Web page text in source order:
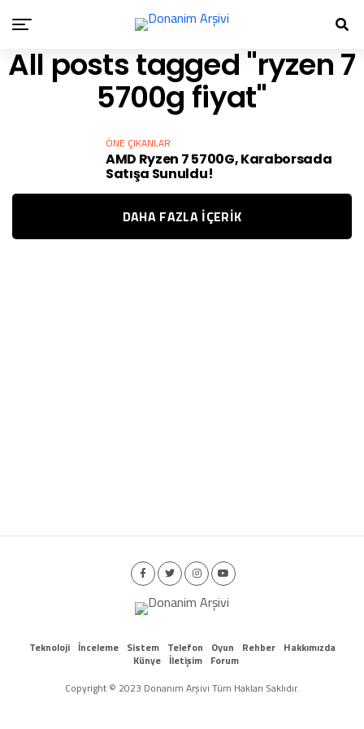
All posts tagged "ryzen 7
5700g fiyat"
ÖNE ÇIKANLAR
AMD Ryzen 7 5700G, Karaborsada
Satışa Sunuldu!
DAHA FAZLA IÇERIK
Teknoloji İnceleme Sistem Telefon Oyun Rehber
Hakkımızda
Künye İletişim Forum
Copyright © 2023 Donanım Arşivi Tüm Hakları Saklıdır.